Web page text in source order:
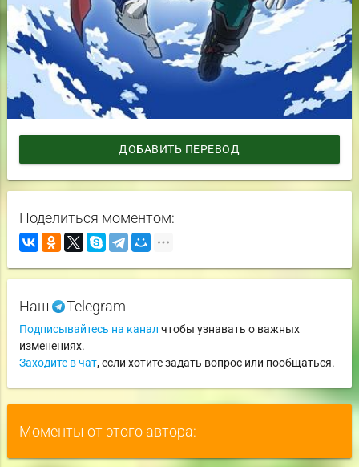
ДОБАВИТЬ ПЕРЕВОД
Поделиться моментом:
Наш Telegram
Подписывайтесь на канал чтобы узнавать о важных
изменениях.
Заходите в чат, если хотите задать вопрос или пообщаться.
Моменты от этого автора: